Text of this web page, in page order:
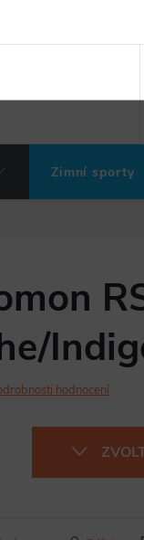
Zimní sporty
hodnocení